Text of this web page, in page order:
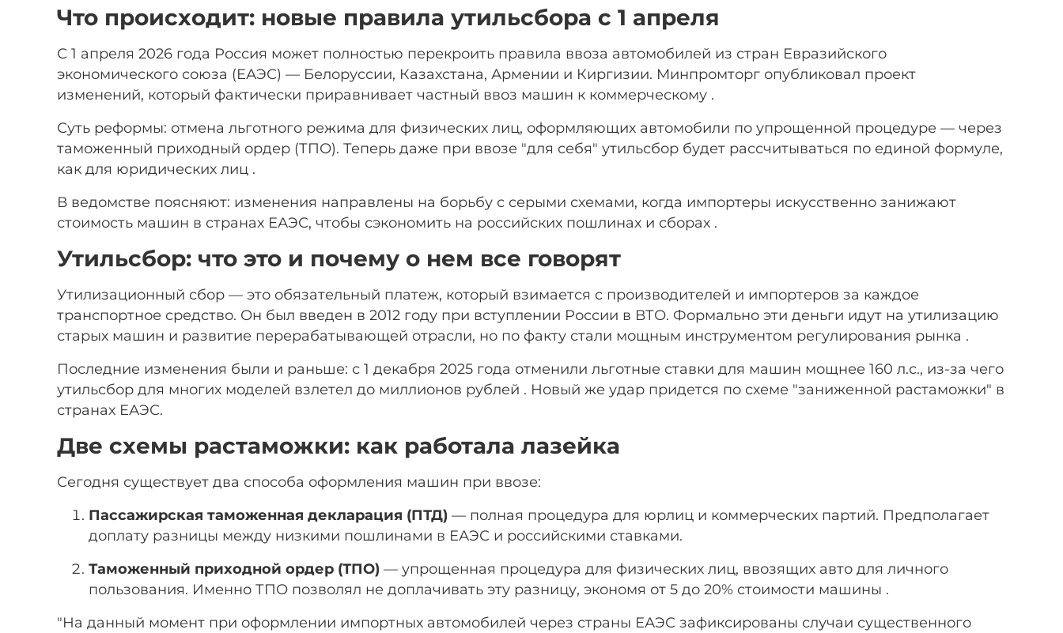
Что происходит: новые правила утильсбора с 1 апреля
С 1 апреля 2026 года Россия может полностью перекроить правила ввоза автомобилей из стран Евразийского
экономического союза (ЕАЭС) — Белоруссии, Казахстана, Армении и Киргизии. Минпромторг опубликовал проект
изменений, который фактически приравнивает частный ввоз машин к коммерческому .
Суть реформы: отмена льготного режима для физических лиц, оформляющих автомобили по упрощенной процедуре — через
таможенный приходный ордер (ТПО). Теперь даже при ввозе "для себя" утильсбор будет рассчитываться по единой формуле,
как для юридических лиц .
В ведомстве поясняют: изменения направлены на борьбу с серыми схемами, когда импортеры искусственно занижают
стоимость машин в странах ЕАЭС, чтобы сэкономить на российских пошлинах и сборах .
Утильсбор: что это и почему о нем все говорят
Утилизационный сбор — это обязательный платеж, который взимается с производителей и импортеров за каждое
транспортное средство. Он был введен в 2012 году при вступлении России в ВТО. Формально эти деньги идут на утилизацию
старых машин и развитие перерабатывающей отрасли, но по факту стали мощным инструментом регулирования рынка .
Последние изменения были и раньше: с 1 декабря 2025 года отменили льготные ставки для машин мощнее 160 л.с., из-за чего
утильсбор для многих моделей взлетел до миллионов рублей . Новый же удар придется по схеме "заниженной растаможки" в
странах ЕАЭС.
Две схемы растаможки: как работала лазейка
Сегодня существует два способа оформления машин при ввозе:
Пассажирская таможенная декларация (ПТД) — полная процедура для юрлиц и коммерческих партий. Предполагает
доплату разницы между низкими пошлинами в ЕАЭС и российскими ставками.
Таможенный приходной ордер (ТПО) — упрощенная процедура для физических лиц, ввозящих авто для личного
пользования. Именно ТПО позволял не доплачивать эту разницу, экономя от 5 до 20% стоимости машины .
"На данный момент при оформлении импортных автомобилей через страны ЕАЭС зафиксированы случаи существенного